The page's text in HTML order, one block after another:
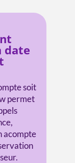
date
soit
permet
acompte